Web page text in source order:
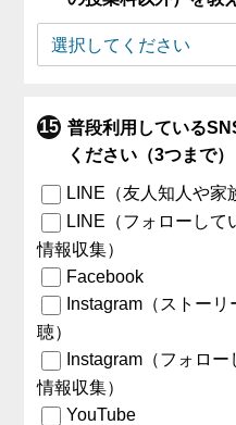
普段利用している
ください（3つまで）
LINE（友人知人や家
LINE（フォローして
情報収集）
Facebook
Instagram（ストー
聴）
Instagram（フォロ
情報収集）
YouTube